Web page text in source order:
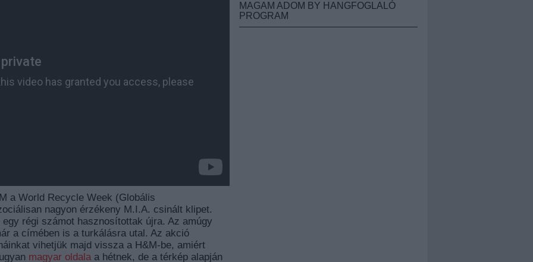
a World Recycle Week (Globális
nagyon érzékeny M.I.A. csinált klipet.
régi számot hasznosítottak újra. Az amúgy
a címében is a turkálásra utal. Az akció
vihetjük majd vissza a H&M-be, amiért
magyar oldalaa hétnek, de a térkép alapján
MAGAM ADOM BY HANGFOGLALÓ
PROGRAM